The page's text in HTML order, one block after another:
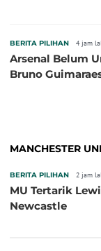
BERITA PILIHAN 4 jam
Arsenal Belum
Bruno
MANCHESTER
BERITA PILIHAN 2 jam
MU Tertarik
Newcastle